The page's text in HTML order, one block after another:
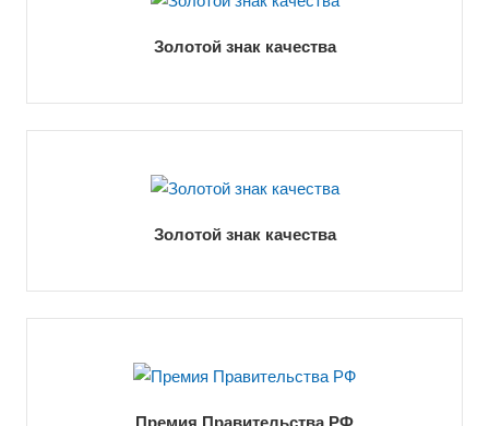
Золотой знак качества
Золотой знак качества
Премия Правительства РФ